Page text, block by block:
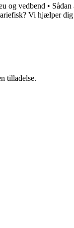
og vedbend •
Vi hjælper dig
tilladelse.